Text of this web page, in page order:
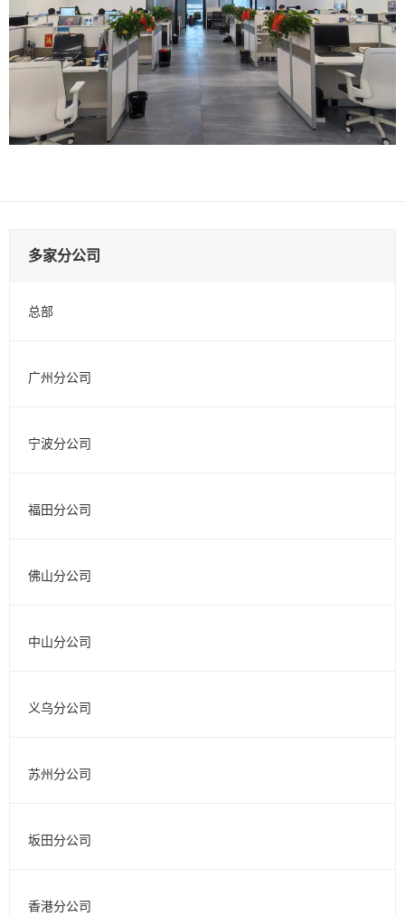
多家分公司
总部
广州分公司
宁波分公司
福田分公司
佛山分公司
中山分公司
义乌分公司
苏州分公司
坂田分公司
香港分公司